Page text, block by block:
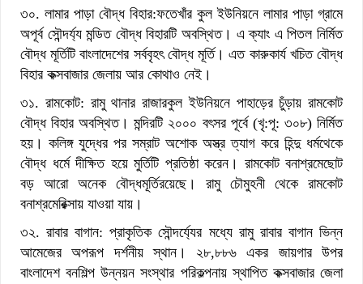
৩০. লামার পাড়া বৌদ্ধ বিহার:ফতেখাঁর কুল ইউনিয়নে লামার পাড়া গ্রামে
অপূর্ব সৌন্দর্য্য মন্ডিত বৌদ্ধ বিহারটি অবস্থিত। এ ক্যাং এ পিতল নির্মিত
বৌদ্ধ মূর্তিটি বাংলাদেশের সর্ববৃহৎ বৌদ্ধ মূর্তি। এত কারুকার্য খচিত বৌদ্ধ
বিহার কক্সবাজার জেলায় আর কোথাও নেই।
৩১. রামকোট: রামু থানার রাজারকুল ইউনিয়নে পাহাড়ের চুঁড়ায় রামকোট
বৌদ্ধ বিহার অবস্থিত। মন্দিরটি ২০০০ বৎসর পূর্বে (খৃ:পূ: ৩০৮) নির্মিত
হয়। কলিঙ্গ যুদ্ধের পর সম্রাট অশোক অস্ত্র ত্যাগ করে হিন্দু ধর্মথেকে
বৌদ্ধ ধর্মে দীক্ষিত হয়ে মুর্তিটি প্রতিষ্ঠা করেন। রামকোট বনাশ্রমেছোট
বড় আরো অনেক বৌদ্ধমূর্তিরয়েছে। রামু চৌমুহনী থেকে রামকোট
বনাশ্রমেরিক্সায় যাওয়া যায়।
৩২. রাবার বাগান: প্রাকৃতিক সৌন্দর্য্যের মধ্যে রামু রাবার বাগান ভিন্ন
আমেজের অপরূপ দর্শনীয় স্থান। ২৮,৮৮৬ একর জায়গার উপর
বাংলাদেশ বনশিল্প উন্নয়ন সংস্থার পরিকল্পনায় স্থাপিত কক্সবাজার জেলা